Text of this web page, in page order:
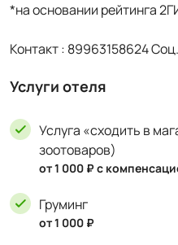
*на основании рейтинга
Контакт : 89963158624
Услуги отеля
Услуга «сходить в
зоотоваров)
от 1 000 ₽ с
Груминг
от 1 000 ₽